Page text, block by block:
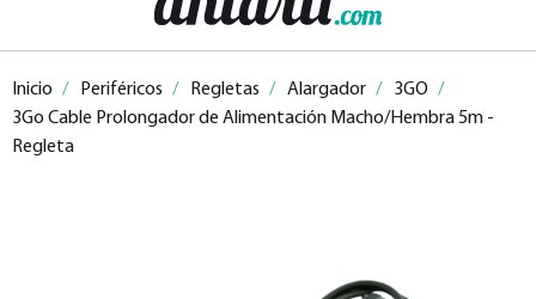
Inicio / Periféricos / Regletas / Alargador / 3GO /
3Go Cable Prolongador de Alimentación Macho/Hembra 5m -
Regleta